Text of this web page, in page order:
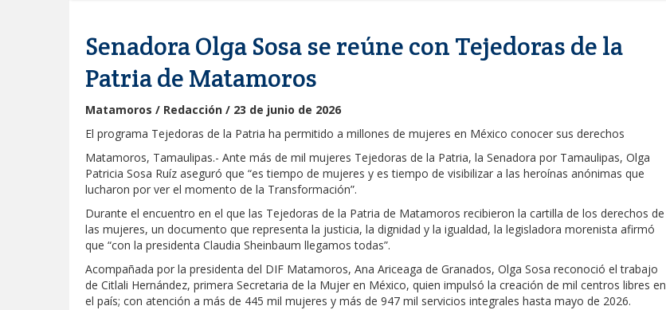
Senadora Olga Sosa se reúne con Tejedoras de la
Patria de Matamoros
Matamoros / Redacción / 23 de junio de 2026
El programa Tejedoras de la Patria ha permitido a millones de mujeres en México conocer sus derechos
Matamoros, Tamaulipas.- Ante más de mil mujeres Tejedoras de la Patria, la Senadora por Tamaulipas, Olga
Patricia Sosa Ruíz aseguró que “es tiempo de mujeres y es tiempo de visibilizar a las heroínas anónimas que
lucharon por ver el momento de la Transformación”.
Durante el encuentro en el que las Tejedoras de la Patria de Matamoros recibieron la cartilla de los derechos de
las mujeres, un documento que representa la justicia, la dignidad y la igualdad, la legisladora morenista afirmó
que “con la presidenta Claudia Sheinbaum llegamos todas”.
Acompañada por la presidenta del DIF Matamoros, Ana Ariceaga de Granados, Olga Sosa reconoció el trabajo
de Citlali Hernández, primera Secretaria de la Mujer en México, quien impulsó la creación de mil centros libres en
el país; con atención a más de 445 mil mujeres y más de 947 mil servicios integrales hasta mayo de 2026.